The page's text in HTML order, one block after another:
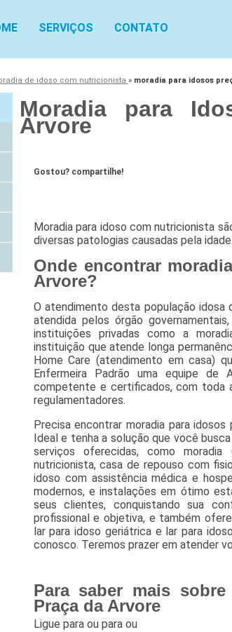
SERVIÇOS CONTATO
de idoso com nutricionista » moradia para idosos
Moradia para
Arvore
Gostou? compartilhe!
Moradia para idoso com nutricionista
diversas patologias causadas pela idade.
Onde encontrar
Arvore?
O atendimento desta população idosa
atendida pelos órgão
instituições privadas como a
instituição que atende longa
Home Care (atendimento em casa)
Enfermeira Padrão uma equipe de
competente e certificados, com toda
regulamentadores.
Precisa encontrar moradia para
Ideal e tenha a solução que você
serviços oferecidas, como
nutricionista, casa de repouso com
idoso com assistência médica e
modernos, e instalações em ótimo
seus clientes, conquistando sua
profissional e objetiva, e também
lar para idoso geriátrica e lar para
conosco. Teremos prazer em atender
Para saber mais
Praça da Arvore
Ligue para ou para ou